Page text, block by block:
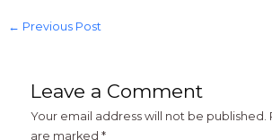
← Previous Post
Leave a Comment
Your email address will not be published.
are marked*